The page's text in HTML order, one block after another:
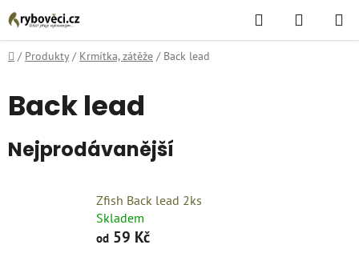
Přejít
na
obsah
Hledat
KOŠÍK
Domů
/ Produkty / Krmítka, zátěže / Back lead
Back lead
Nejprodávanější
Zfish Back lead 2ks
Skladem
od 59 Kč